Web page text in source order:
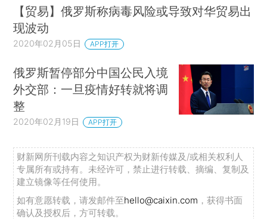
【贸易】俄罗斯称病毒风险或导致对华贸易出
现波动
2020年02月05日 APP打开
俄罗斯暂停部分中国公民入境
外交部：一旦疫情好转就将调
整
2020年02月19日 APP打开
财新网所刊载内容之知识产权为财新传媒及/或相关权利人
专属所有或持有。未经许可，禁止进行转载、摘编、复制及
建立镜像等任何使用。
如有意愿转载，请发邮件至hello@caixin.com ，获得书面
确认及授权后，方可转载。